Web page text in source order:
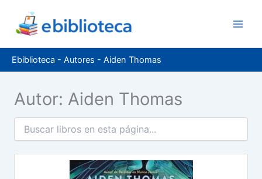
contenido
Ebiblioteca - Autores - Aiden Thomas
Autor: Aiden Thomas